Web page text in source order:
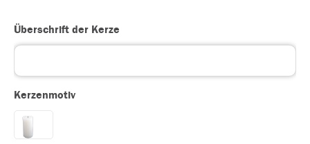
Überschrift der Kerze
Kerzenmotiv